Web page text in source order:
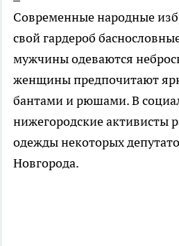
Современные народные
свой гардероб
мужчины одеваются
женщины предпочитают
бантами и рюшами. В
нижегородские активисты
одежды некоторых
Новгорода.